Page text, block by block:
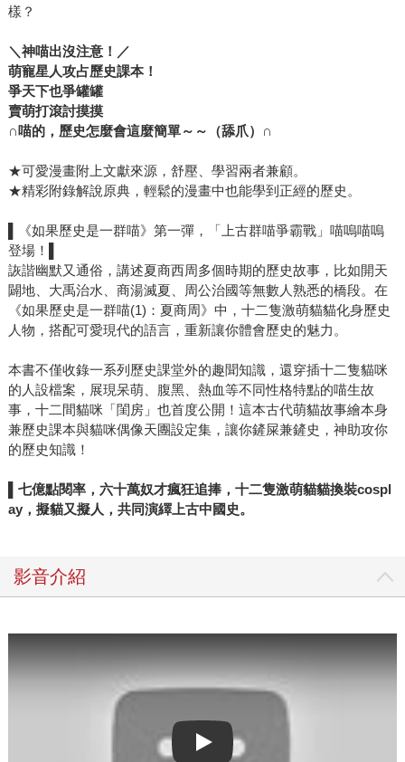
樣？
＼神喵出沒注意！／
萌寵星人攻占歷史課本！
爭天下也爭罐罐
賣萌打滾討摸摸
∩喵的，歷史怎麼會這麼簡單～～（舔爪） ∩
★可愛漫畫附上文獻來源，舒壓、學習兩者兼顧。
★精彩附錄解說原典，輕鬆的漫畫中也能學到正經的歷史。
▌《如果歷史是一群喵》第一彈，「上古群喵爭霸戰」喵嗚喵嗚
登場！▌
詼諧幽默又通俗，講述夏商西周多個時期的歷史故事，比如開天
闢地、大禹治水、商湯滅夏、周公治國等無數人熟悉的橋段。在
《如果歷史是一群喵(1)：夏商周》中，十二隻激萌貓貓化身歷史
人物，搭配可愛現代的語言，重新讓你體會歷史的魅力。
本書不僅收錄一系列歷史課堂外的趣聞知識，還穿插十二隻貓咪
的人設檔案，展現呆萌、腹黑、熱血等不同性格特點的喵生故
事，十二間貓咪「閨房」也首度公開！這本古代萌貓故事繪本身
兼歷史課本與貓咪偶像天團設定集，讓你鏟屎兼鏟史，神助攻你
的歷史知識！
七億點閱率，六十萬奴才瘋狂追捧，十二隻激萌貓貓換裝cospl
ay，擬貓又擬人，共同演繹上古中國史。
影音介紹
Play video